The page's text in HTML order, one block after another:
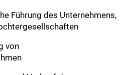
Führung des Unternehmens,
von